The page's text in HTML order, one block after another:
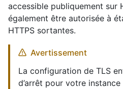
accessible publiquement sur
également être autorisée à
HTTPS sortantes.
Avertissement
La configuration de TLS
d’arrêt pour votre